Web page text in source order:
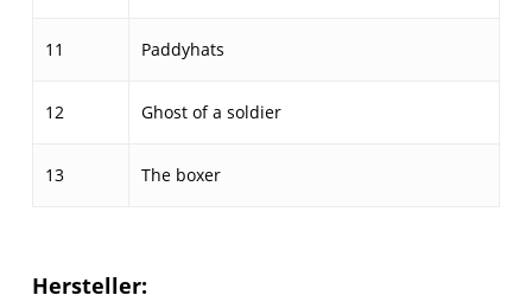
11 Paddyhats
12 Ghost of a soldier
13 The boxer
Hersteller: